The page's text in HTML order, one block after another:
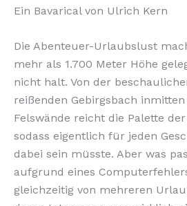
Ein Bavarical von Ulrich Kern
Die Abenteuer-Urlaubslust
mehr als 1.700 Meter Höhe
nicht halt. Von der
reißenden Gebirgsbach
Felswände reicht die Palette
sodass eigentlich für jeden
dabei sein müsste. Aber was
aufgrund eines
gleichzeitig von mehreren